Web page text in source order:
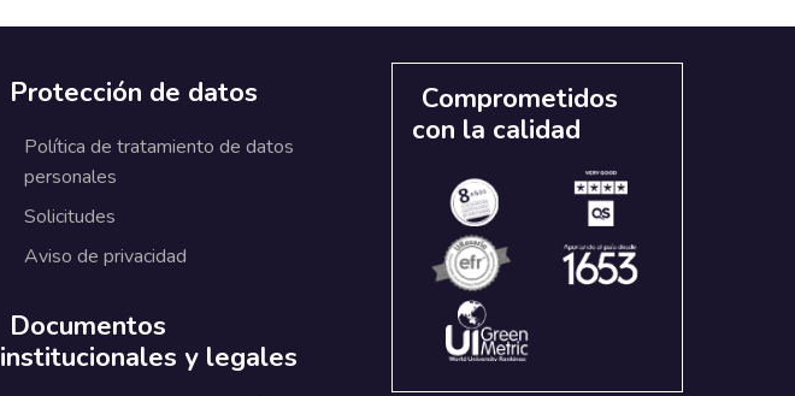
Protección de datos
Política de tratamiento de datos
personales
Solicitudes
Aviso de privacidad
Documentos
institucionales y legales
Comprometidos
con la calidad